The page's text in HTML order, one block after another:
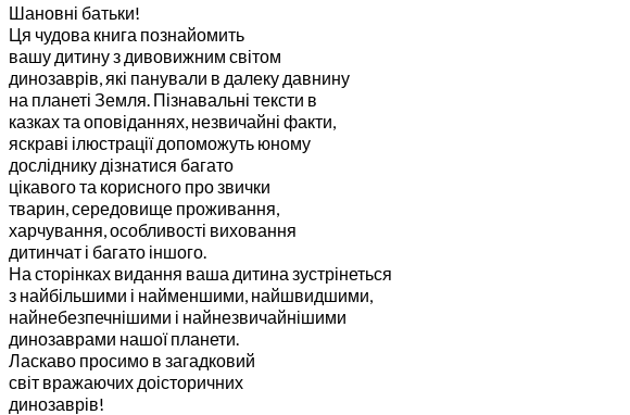
Шановні батьки!
Ця чудова книга познайомить
вашу дитину з дивовижним світом
динозаврів, які панували в далеку давнину
на планеті Земля. Пізнавальні тексти в
казках та оповіданнях, незвичайні факти,
яскраві ілюстрації допоможуть юному
досліднику дізнатися багато
цікавого та корисного про звички
тварин, середовище проживання,
харчування, особливості виховання
дитинчат і багато іншого.
На сторінках видання ваша дитина зустрінеться
з найбільшими і найменшими, найшвидшими,
найнебезпечнішими і найнезвичайнішими
динозаврами нашої планети.
Ласкаво просимо в загадковий
світ вражаючих доісторичних
динозаврів!